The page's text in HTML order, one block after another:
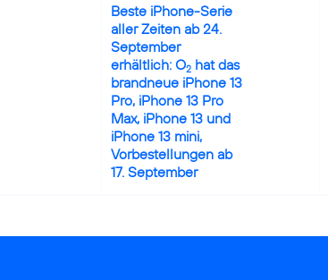
Beste iPhone-Serie
aller Zeiten ab 24.
September
erhältlich: O2 hat das
brandneue iPhone 13
Pro, iPhone 13 Pro
Max, iPhone 13 und
iPhone 13 mini,
Vorbestellungen ab
17. September